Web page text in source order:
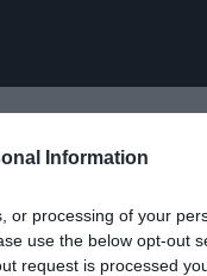
Information
or processing of your
use the below opt-out
request is processed